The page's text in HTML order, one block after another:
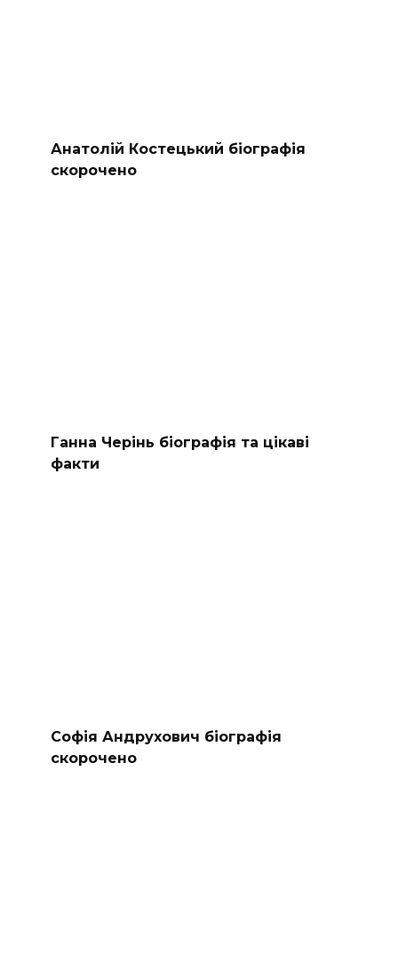
Анатолій Костецький біографія
скорочено
Ганна Черінь біографія та цікаві
факти
Софія Андрухович біографія
скорочено